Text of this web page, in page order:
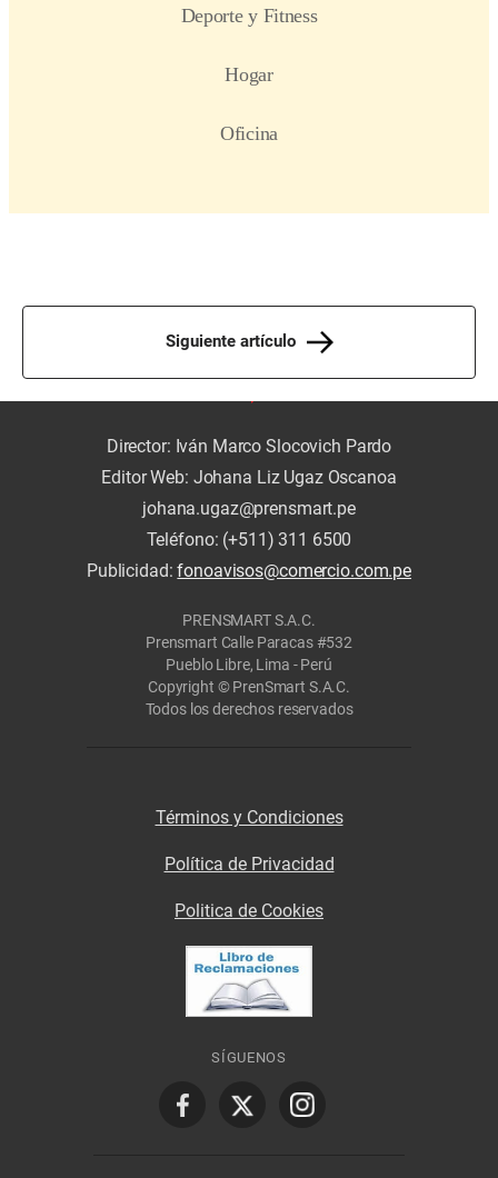
Siguiente artículo
Director: Iván Marco Slocovich Pardo
Editor Web: Johana Liz Ugaz Oscanoa
johana.ugaz@prensmart.pe
Teléfono: (+511) 311 6500
Publicidad:fonoavisos@comercio.com.pe
PRENSMART S.A.C.
Prensmart Calle Paracas #532
Pueblo Libre, Lima - Perú
Copyright © PrenSmart S.A.C.
Todos los derechos reservados
Términos y Condiciones
Política de Privacidad
Politica de Cookies
SÍGUENOS